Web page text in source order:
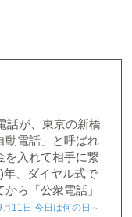
話が、東京の新橋
動電話」と呼ばれ
を入れて相手に繋
年、ダイヤル式で
ら「公衆電話」
月11日 今日は何の日～